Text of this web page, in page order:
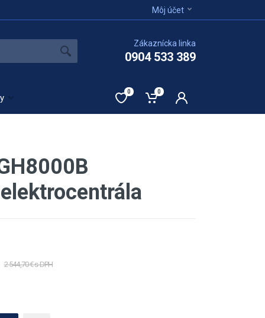
Môj účet
Zákaznícka linka
0904 533 389
0 0
2 544,70 € s DPH